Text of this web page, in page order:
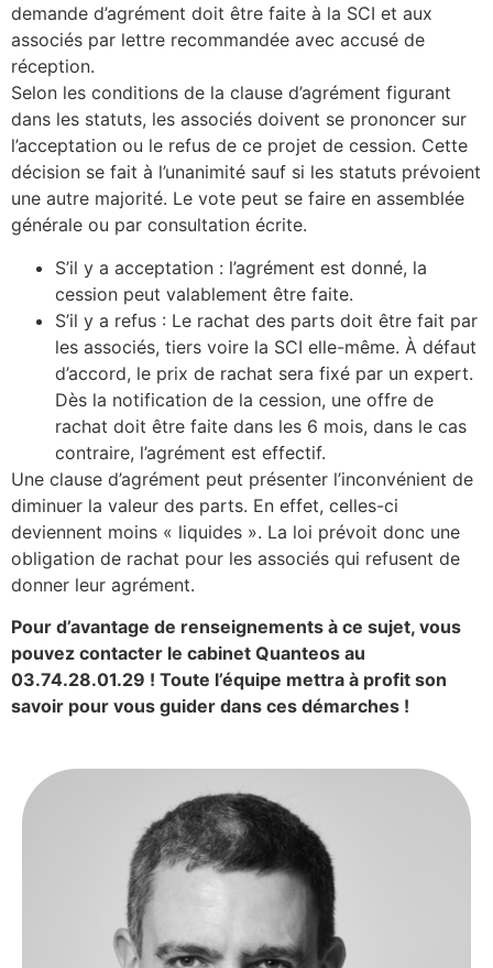
demande d’agrément doit être faite à la SCI et aux
associés par lettre recommandée avec accusé de
réception.
Selon les conditions de la clause d’agrément figurant
dans les statuts, les associés doivent se prononcer sur
l’acceptation ou le refus de ce projet de cession. Cette
décision se fait à l’unanimité sauf si les statuts prévoient
une autre majorité. Le vote peut se faire en assemblée
générale ou par consultation écrite.
S’il y a acceptation : l’agrément est donné, la
cession peut valablement être faite.
S’il y a refus : Le rachat des parts doit être fait par
les associés, tiers voire la SCI elle-même. À défaut
d’accord, le prix de rachat sera fixé par un expert.
Dès la notification de la cession, une offre de
rachat doit être faite dans les 6 mois, dans le cas
contraire, l’agrément est effectif.
Une clause d’agrément peut présenter l’inconvénient de
diminuer la valeur des parts. En effet, celles-ci
deviennent moins « liquides ». La loi prévoit donc une
obligation de rachat pour les associés qui refusent de
donner leur agrément.
Pour d’avantage de renseignements à ce sujet, vous
pouvez contacter le cabinet Quanteos au
03.74.28.01.29 ! Toute l’équipe mettra à profit son
savoir pour vous guider dans ces démarches !